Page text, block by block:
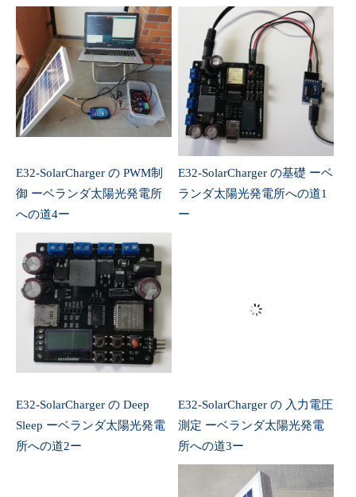
E32-SolarCharger の PWM制
御 ーベランダ太陽光発電所
への道4ー
E32-SolarCharger の基礎 ーベ
ランダ太陽光発電所への道1
ー
Sleep ーベランダ太陽光発電
所への道2ー
測定 ーベランダ太陽光発電
所への道3ー